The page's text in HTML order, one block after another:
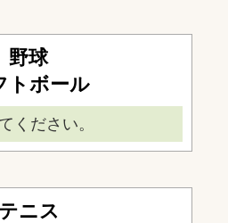
型
野球
トボール
ください。
テニス